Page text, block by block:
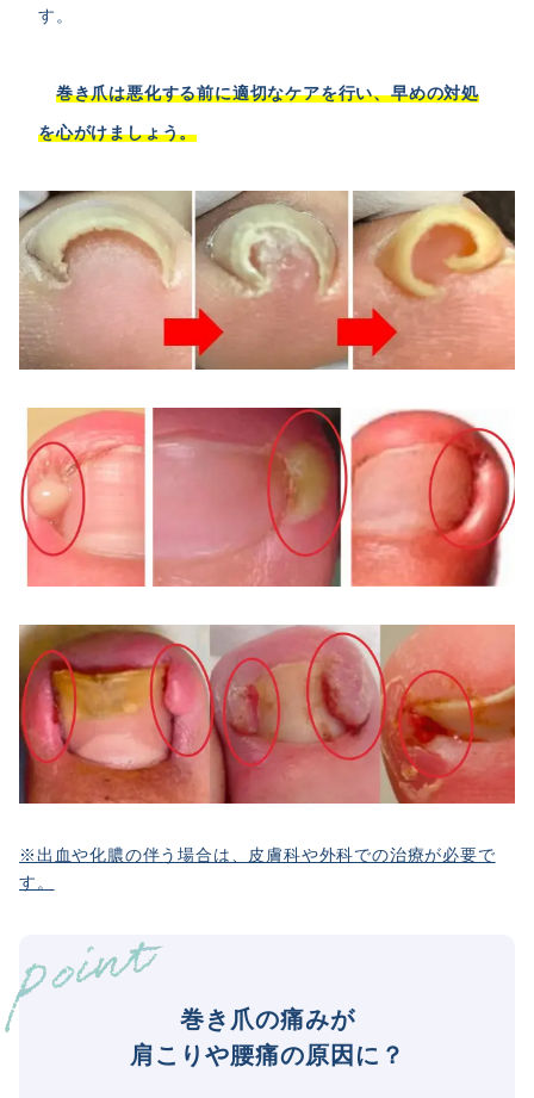
す。
巻き爪は悪化する前に適切なケアを行い、早めの対処
を心がけましょう。
※出血や化膿の伴う場合は、皮膚科や外科での治療が必要で
す。
巻き爪の痛みが
肩こりや腰痛の原因に？